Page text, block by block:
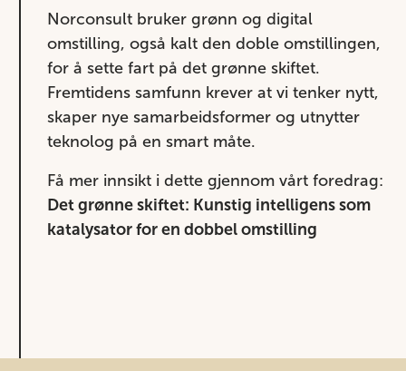
Norconsult bruker grønn og digital
omstilling, også kalt den doble omstillingen,
for å sette fart på det grønne skiftet.
Fremtidens samfunn krever at vi tenker nytt,
skaper nye samarbeidsformer og utnytter
teknolog på en smart måte.
Få mer innsikt i dette gjennom vårt foredrag:
Det grønne skiftet: Kunstig intelligens som
katalysator for en dobbel omstilling